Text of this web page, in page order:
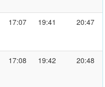
17:07 19:41 20:47
17:08 19:42 20:48